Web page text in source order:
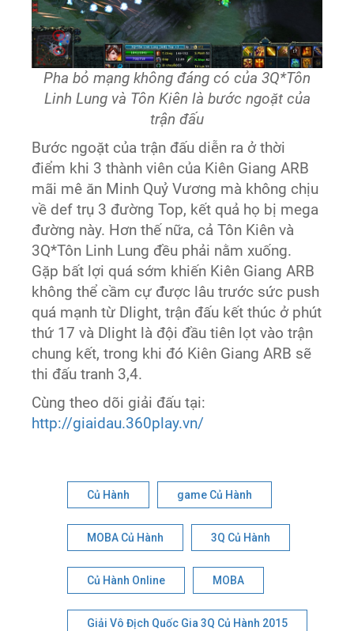
Pha bỏ mạng không đáng có của 3Q*Tôn
Linh Lung và Tôn Kiên là bước ngoặt của
trận đấu
Bước ngoặt của trận đấu diễn ra ở thời
điểm khi 3 thành viên của Kiên Giang ARB
mãi mê ăn Minh Quỷ Vương mà không chịu
về def trụ 3 đường Top, kết quả họ bị mega
đường này. Hơn thế nữa, cả Tôn Kiên và
3Q*Tôn Linh Lung đều phải nằm xuống.
Gặp bất lợi quá sớm khiến Kiên Giang ARB
không thể cầm cự được lâu trước sức push
quá mạnh từ Dlight, trận đấu kết thúc ở phút
thứ 17 và Dlight là đội đầu tiên lọt vào trận
chung kết, trong khi đó Kiên Giang ARB sẽ
thi đấu tranh 3,4.
Cùng theo dõi giải đấu tại:
http://giaidau.360play.vn/
Củ Hành game Củ Hành
MOBA Củ Hành 3Q Củ Hành
Củ Hành Online MOBA
Giải Vô Địch Quốc Gia 3Q Củ Hành 2015